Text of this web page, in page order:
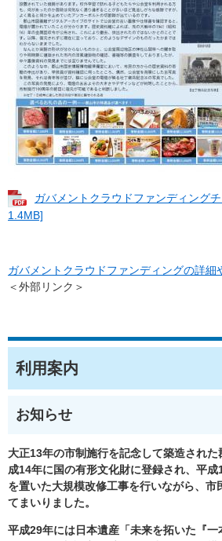
ガバメントクラウドファンディング
1.4MB]
ガバメントクラウドファンディングの詳細
＜外部リンク＞
利用案内
お知らせ
大正13年の市制施行を記念して築造され
成14年に国の有形文化財に登録され、平
を置いた大規模改修工事を行いながら、市
てまいりました。
平成29年には日本遺産「未来を拓いた『